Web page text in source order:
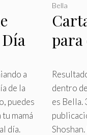
a
de la
puedes
mamá
día.
para
Bella
dentro
es Bella.